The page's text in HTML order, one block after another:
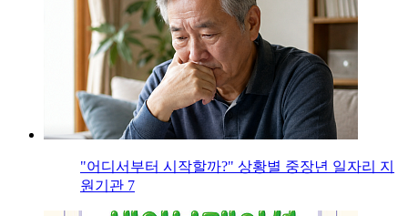
"어디서부터 시작할까?" 상황별 중장년 일자리 지
원기관 7